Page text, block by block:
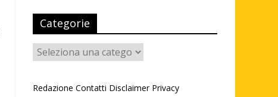
Categorie
Categorie
Redazione Contatti Disclaimer Privacy